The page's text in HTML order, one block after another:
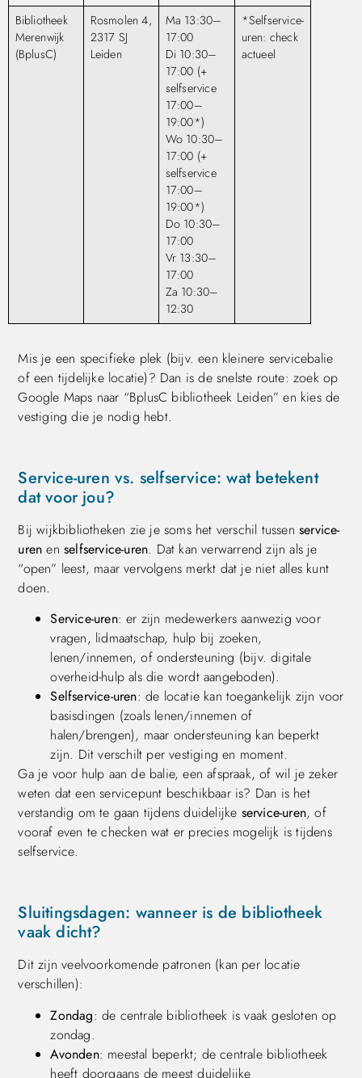
Bibliotheek
Merenwijk
(BplusC)
Rosmolen 4,
2317 SJ
Leiden
Ma 13:30–
17:00
Di 10:30–
17:00 (+
selfservice
17:00–
19:00*)
Wo 10:30–
17:00 (+
selfservice
17:00–
19:00*)
Do 10:30–
17:00
Vr 13:30–
17:00
Za 10:30–
12:30
*Selfservice-
uren: check
actueel
Mis je een specifieke plek (bijv. een kleinere servicebalie
of een tijdelijke locatie)? Dan is de snelste route: zoek op
Google Maps naar “BplusC bibliotheek Leiden” en kies de
vestiging die je nodig hebt.
Service-uren vs. selfservice: wat betekent
dat voor jou?
Bij wijkbibliotheken zie je soms het verschil tussen service-
uren enselfservice-uren. Dat kan verwarrend zijn als je
“open” leest, maar vervolgens merkt dat je niet alles kunt
doen.
Service-uren: er zijn medewerkers aanwezig voor
vragen, lidmaatschap, hulp bij zoeken,
lenen/innemen, of ondersteuning (bijv. digitale
overheid-hulp als die wordt aangeboden).
Selfservice-uren: de locatie kan toegankelijk zijn voor
basisdingen (zoals lenen/innemen of
halen/brengen), maar ondersteuning kan beperkt
zijn. Dit verschilt per vestiging en moment.
Ga je voor hulp aan de balie, een afspraak, of wil je zeker
weten dat een servicepunt beschikbaar is? Dan is het
verstandig om te gaan tijdens duidelijke service-uren, of
vooraf even te checken wat er precies mogelijk is tijdens
selfservice.
Sluitingsdagen: wanneer is de bibliotheek
vaak dicht?
Dit zijn veelvoorkomende patronen (kan per locatie
verschillen):
Zondag: de centrale bibliotheek is vaak gesloten op
zondag.
Avonden: meestal beperkt; de centrale bibliotheek
heeft doorgaans de meest duidelijke